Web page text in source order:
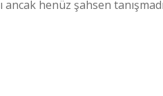
henüz şahsen